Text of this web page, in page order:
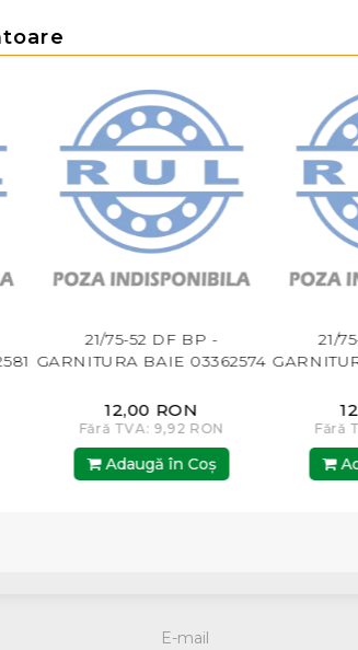
21/75-52 DF BP -
GARNITURA BAIE 03362574
12,00 RON
Fără TVA: 9,92 RON
Adaugă în Coş
21/
Fără